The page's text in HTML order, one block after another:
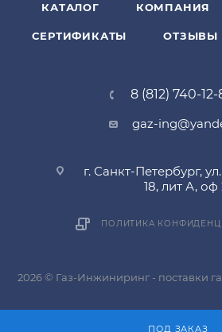
ПОД ЗАКАЗ
КАТАЛОГ КОМПАНИЯ
СЕРТИФИКАТЫ ОТЗЫВЫ
8 (812) 740-12-
gaz-
г. Санкт-Петербург,
18, лит А, оф
ПОЛИТИКА
2026 © Газ-Инжиниринг - поставки